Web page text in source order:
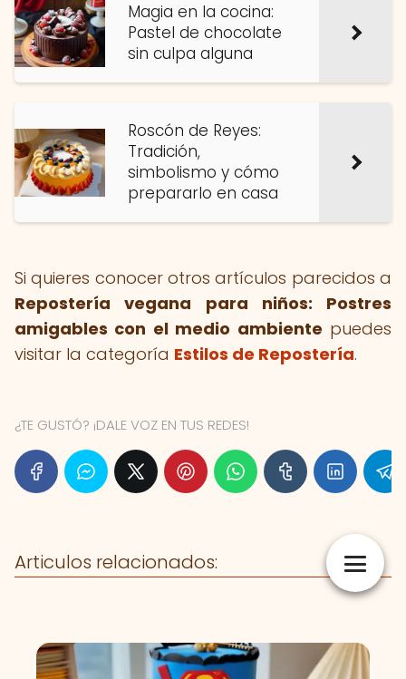
Magia en la cocina:
Pastel de chocolate
sin culpa alguna
Roscón de Reyes:
Tradición,
simbolismo y cómo
prepararlo en casa
Si quieres conocer otros artículos parecidos a
Repostería vegana para niños: Postres
amigables con el medio ambiente puedes
visitar la categoría Estilos de Repostería.
¿TE GUSTÓ? ¡DALE VOZ EN TUS REDES!
Articulos relacionados: